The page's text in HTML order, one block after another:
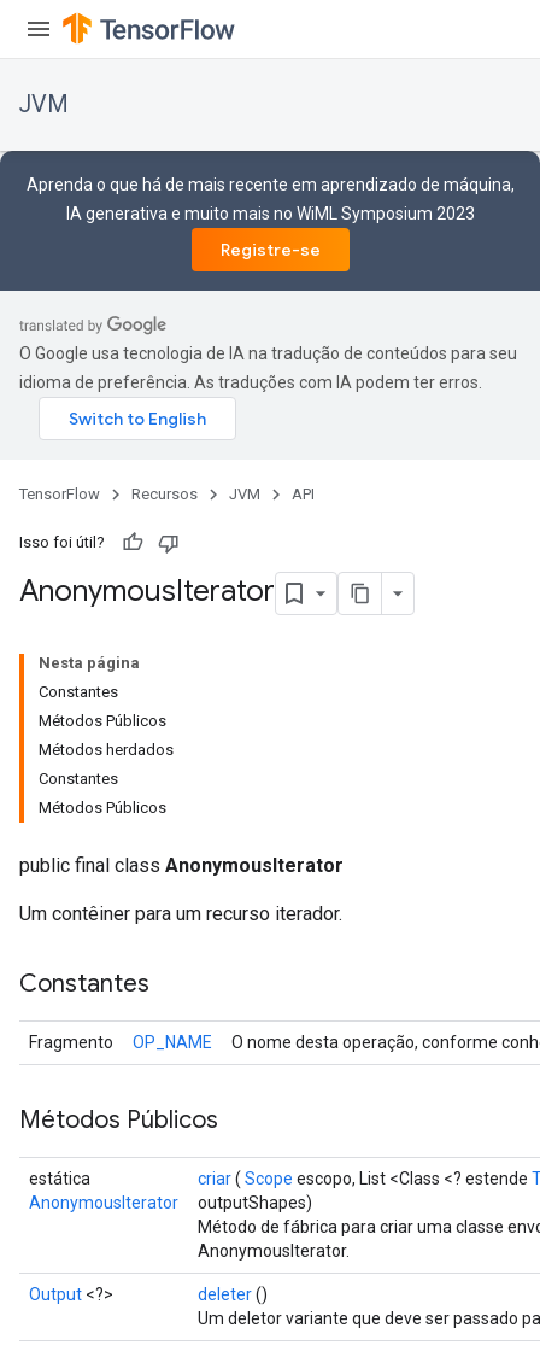
JVM
Aprenda o que há de mais recente em aprendizado de máquina,
IA generativa e muito mais no WiML Symposium 2023
Registre-se
O Google usa tecnologia de IA na tradução de conteúdos para seu
idioma de preferência. As traduções com IA podem ter erros.
TensorFlow Recursos JVM API
Isso foi útil?
AnonymousIterator
Nesta página
Constantes
Métodos Públicos
Métodos herdados
Constantes
Métodos Públicos
public final class AnonymousIterator
Um contêiner para um recurso iterador.
Constantes
Fragmento OP_NAME O nome desta operação, conforme
Métodos Públicos
estática
AnonymousIterator
criar( Scope escopo, List <Class <? estende
outputShapes)
Método de fábrica para criar uma classe
AnonymousIterator.
Output <?> deleter()
Um deletor variante que deve ser passado